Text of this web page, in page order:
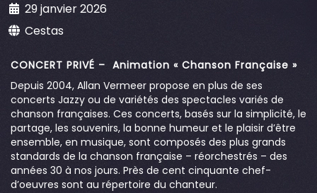
29 janvier 2026
Cestas
CONCERT PRIVÉ – Animation « Chanson Française »
Depuis 2004, Allan Vermeer propose en plus de ses
concerts Jazzy ou de variétés des spectacles variés de
chanson françaises. Ces concerts, basés sur la simplicité, le
partage, les souvenirs, la bonne humeur et le plaisir d’être
ensemble, en musique, sont composés des plus grands
standards de la chanson française – réorchestrés – des
années 30 à nos jours. Près de cent cinquante chef-
d’oeuvres sont au répertoire du chanteur.